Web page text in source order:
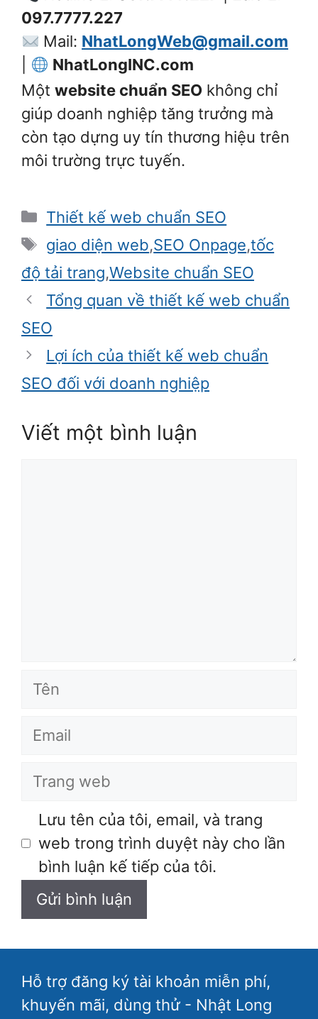
097.7777.227
Mail: NhatLongWeb@gmail.com
NhatLongINC.com
Một website chuẩn SEO không chỉ
giúp doanh nghiệp tăng trưởng mà
còn tạo dựng uy tín thương hiệu trên
môi trường trực tuyến.
Danh
mục
Thiết kế web chuẩn SEO
Thẻ
giao diện web,SEO Onpage,tốc
độ tải trang,Website chuẩn SEO
Tổng quan về thiết kế web chuẩn
SEO
Lợi ích của thiết kế web chuẩn
SEO đối với doanh nghiệp
Viết một bình luận
Tên
Email
Trang
Lưu tên của tôi, email, và trang
web trong trình duyệt này cho lần
bình luận kế tiếp của tôi.
Hỗ trợ đăng ký tài khoản miễn phí,
khuyến mãi, dùng thử - Nhật Long